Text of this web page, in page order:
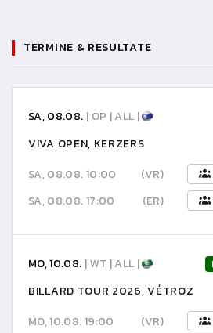
TERMINE & RESULTATE
SA, 08.08. | OP | ALL |
VIVA OPEN, KERZERS
SA, 08.08. 10:00
(VR)
SA, 08.08. 17:00
(ER)
MO, 10.08. | WT | ALL |
BILLARD TOUR 2026, VÉTROZ
MO, 10.08. 19:00
(VR)